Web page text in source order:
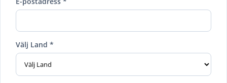
Välj Land *